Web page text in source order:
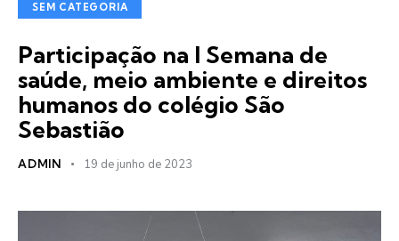
SEM CATEGORIA
Participação na I Semana de
saúde, meio ambiente e direitos
humanos do colégio São
Sebastião
ADMIN 19 de junho de 2023